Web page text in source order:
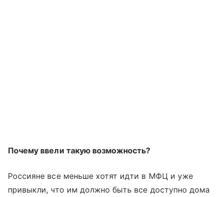
Почему ввели такую возможность?
Россияне все меньше хотят идти в МФЦ и уже
привыкли, что им должно быть все доступно дома